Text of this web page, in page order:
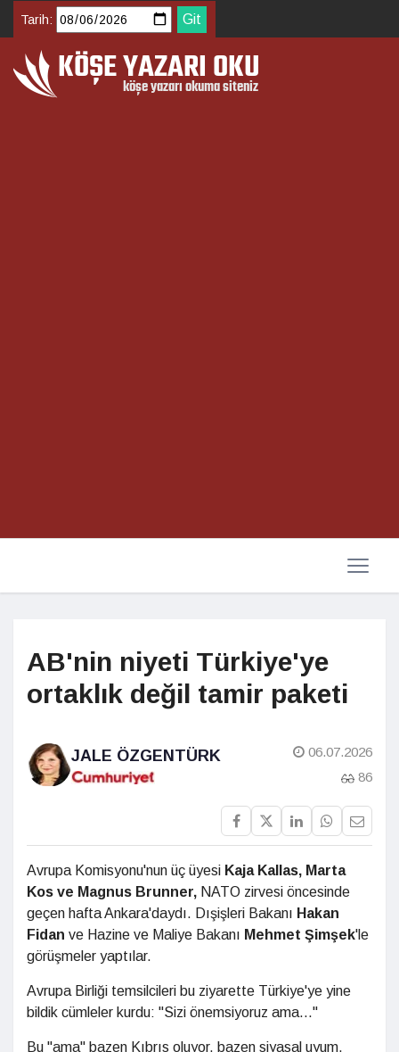
Tarih:
AB'nin niyeti Türkiye'ye
ortaklık değil tamir paketi
JALE ÖZGENTÜRK
06.07.2026
86
Avrupa Komisyonu'nun üç üyesi Kaja Kallas, Marta
Kos ve Magnus Brunner, NATO zirvesi öncesinde
geçen hafta Ankara'daydı. Dışişleri Bakanı Hakan
Fidan ve Hazine ve Maliye Bakanı Mehmet Şimşek'le
görüşmeler yaptılar.
Avrupa Birliği temsilcileri bu ziyarette Türkiye'ye yine
bildik cümleler kurdu: "Sizi önemsiyoruz ama..."
Bu "ama" bazen Kıbrıs oluyor, bazen siyasal uyum,